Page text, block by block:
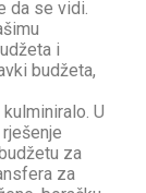
da se vidi.
i
budžeta,
U
za
za